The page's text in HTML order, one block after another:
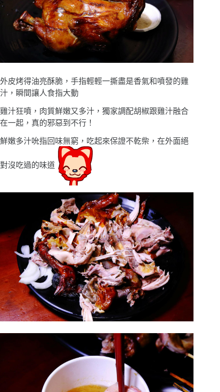
外皮烤得油亮酥脆，手指輕輕一撕盡是香氣和噴發的雞
汁，瞬間讓人食指大動
雞汁狂噴，肉質鮮嫩又多汁，獨家調配胡椒跟雞汁融合
在一起，真的邪惡到不行！
鮮嫩多汁吮指回味無窮，吃起來保證不乾柴，在外面絕
對沒吃過的味道